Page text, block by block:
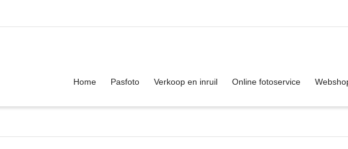
in a size size . Show me the colour items.
Home Pasfoto Verkoop en inruil Online fotoservice